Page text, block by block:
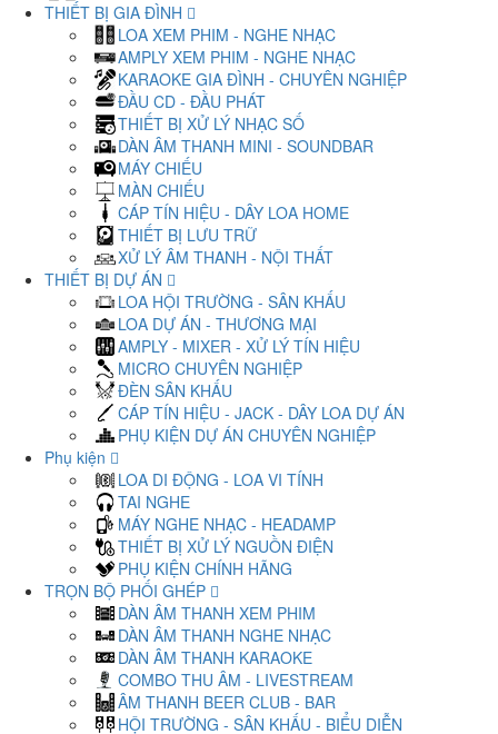
THIẾT BỊ GIA ĐÌNH
LOA XEM PHIM - NGHE NHẠC
AMPLY XEM PHIM - NGHE NHẠC
KARAOKE GIA ĐÌNH - CHUYÊN NGHIỆP
ĐẦU CD - ĐẦU PHÁT
THIẾT BỊ XỬ LÝ NHẠC SỐ
DÀN ÂM THANH MINI - SOUNDBAR
MÁY CHIẾU
MÀN CHIẾU
CÁP TÍN HIỆU - DÂY LOA HOME
THIẾT BỊ LƯU TRỮ
XỬ LÝ ÂM THANH - NỘI THẤT
THIẾT BỊ DỰ ÁN
LOA HỘI TRƯỜNG - SÂN KHẤU
LOA DỰ ÁN - THƯƠNG MẠI
AMPLY - MIXER - XỬ LÝ TÍN HIỆU
MICRO CHUYÊN NGHIỆP
ĐÈN SÂN KHẤU
CÁP TÍN HIỆU - JACK - DÂY LOA DỰ ÁN
PHỤ KIỆN DỰ ÁN CHUYÊN NGHIỆP
Phụ kiện
LOA DI ĐỘNG - LOA VI TÍNH
TAI NGHE
MÁY NGHE NHẠC - HEADAMP
THIẾT BỊ XỬ LÝ NGUỒN ĐIỆN
PHỤ KIỆN CHÍNH HÃNG
TRỌN BỘ PHỐI GHÉP
DÀN ÂM THANH XEM PHIM
DÀN ÂM THANH NGHE NHẠC
DÀN ÂM THANH KARAOKE
COMBO THU ÂM - LIVESTREAM
ÂM THANH BEER CLUB - BAR
HỘI TRƯỜNG - SÂN KHẤU - BIỂU DIỄN